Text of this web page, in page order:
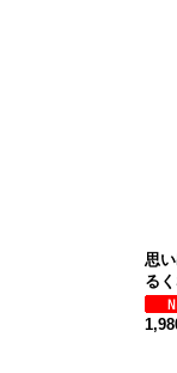
思
る